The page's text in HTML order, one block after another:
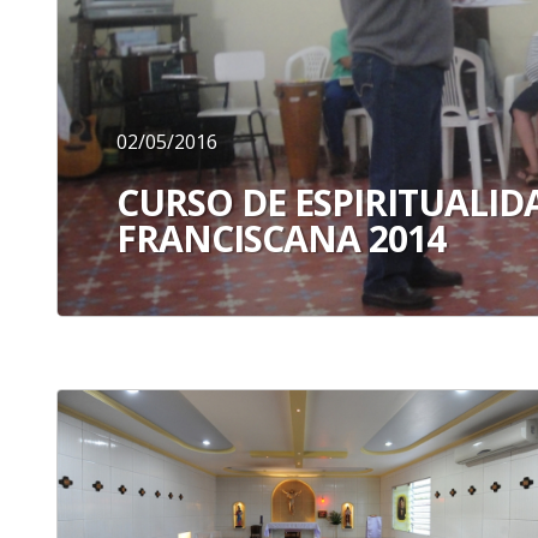
02/05/2016
CURSO DE
FRANCISCANA 2014